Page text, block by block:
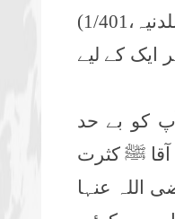
401)
ایک کے لیے
کو بے حد
آقا ﷺ کثرت
اللہ عنہا